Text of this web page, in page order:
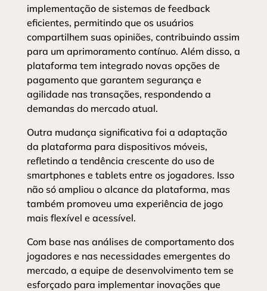
implementação de sistemas de feedback
eficientes, permitindo que os usuários
compartilhem suas opiniões, contribuindo assim
para um aprimoramento contínuo. Além disso, a
plataforma tem integrado novas opções de
pagamento que garantem segurança e
agilidade nas transações, respondendo a
demandas do mercado atual.
Outra mudança significativa foi a adaptação
da plataforma para dispositivos móveis,
refletindo a tendência crescente do uso de
smartphones e tablets entre os jogadores. Isso
não só ampliou o alcance da plataforma, mas
também promoveu uma experiência de jogo
mais flexível e acessível.
Com base nas análises de comportamento dos
jogadores e nas necessidades emergentes do
mercado, a equipe de desenvolvimento tem se
esforçado para implementar inovações que